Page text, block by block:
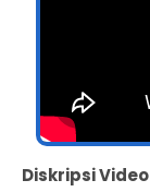
Diskripsi Video